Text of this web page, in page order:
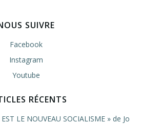
SUIVRE
Facebook
Instagram
Youtube
RÉCENTS
LE NOUVEAU SOCIALISME » de Jo